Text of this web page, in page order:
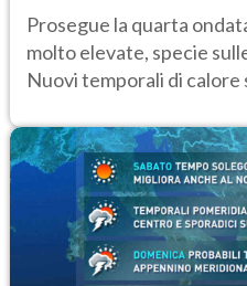
Prosegue la quarta
molto elevate, specie
Nuovi temporali di calore